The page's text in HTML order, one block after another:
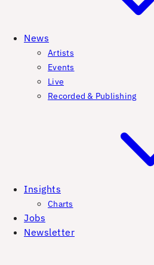
News
Artists
Events
Live
Recorded & Publishing
Insights
Charts
Jobs
Newsletter